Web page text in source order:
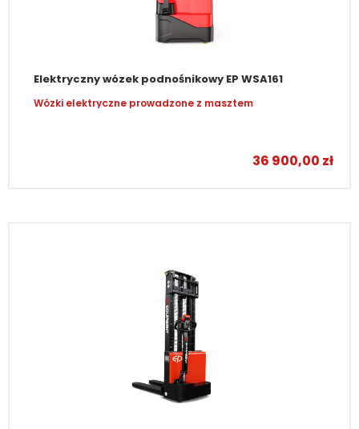
Elektryczny wózek podnośnikowy EP WSA161
Wózki elektryczne prowadzone z masztem
36 900,00 zł